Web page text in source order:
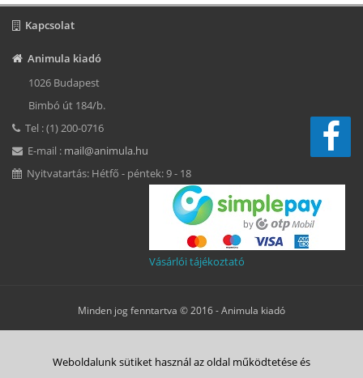
Kapcsolat
Animula kiadó
1026 Budapest
Bimbó út 184/b.
Tel : (1) 200-0716
E-mail : mail@animula.hu
Nyitvatartás: Hétfő - péntek: 9 - 18
Vásárlói tájékoztató
Minden jog fenntartva © 2016 -Animula kiadó
ÁSZF Adatkezelési tájékoztató Süti tájékoztató Szerzői jog
Weboldalunk sütiket használ az oldal működtetése és